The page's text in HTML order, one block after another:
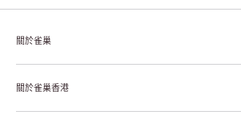
關於雀巢
雀巢集團起源於1866年的瑞士，目前是全球領先
幸福生活」企業。雀巢的目標是「我們充分發掘
關於雀巢香港
關於雀巢香港